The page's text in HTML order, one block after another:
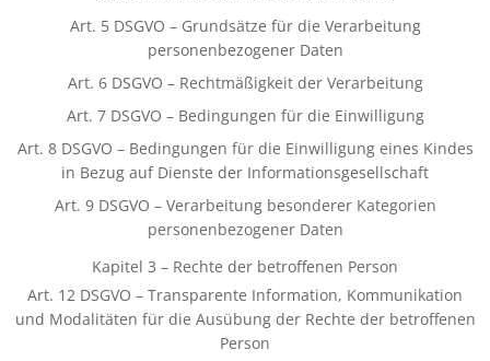
Art. 5 DSGVO – Grundsätze für die Verarbeitung
personenbezogener Daten
Art. 6 DSGVO – Rechtmäßigkeit der Verarbeitung
Art. 7 DSGVO – Bedingungen für die Einwilligung
Art. 8 DSGVO – Bedingungen für die Einwilligung eines Kindes
in Bezug auf Dienste der Informationsgesellschaft
Art. 9 DSGVO – Verarbeitung besonderer Kategorien
personenbezogener Daten
Kapitel 3 – Rechte der betroffenen Person
Art. 12 DSGVO – Transparente Information, Kommunikation
und Modalitäten für die Ausübung der Rechte der betroffenen
Person